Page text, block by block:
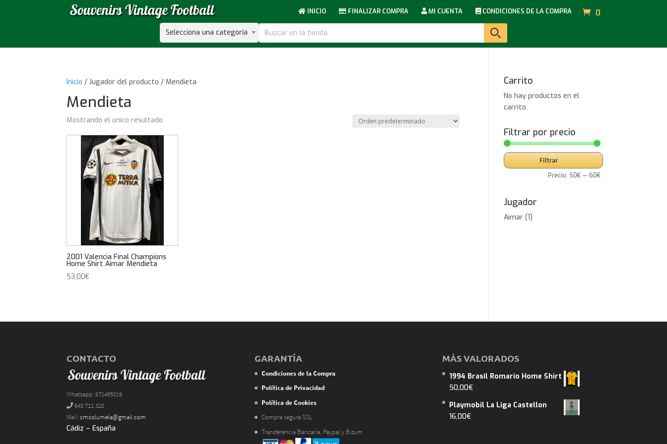
INICIO FINALIZAR COMPRA MI CUENTA CONDICIONES DE LA COMPRA 0
Selecciona una categoría
Inicio / Jugador del producto / Mendieta
Mendieta
Mostrando el único resultado
2001 Valencia Final Champions
Home Shirt Aimar Mendieta
53,00€
Carrito
No hay productos en el
carrito.
Filtrar por precio
Precio
mínimo
Precio
máximo
Filtrar
Precio: 50€— 60€
Jugador
Aimar (1)
CONTACTO
Whatsapp: 671495019
648 712 320
Mail:cmcolumela@gmail.com
Cádiz – España
GARANTÍA
Condiciones de la Compra
Política de Privacidad
Política de Cookies
Compra segura SSL
Transferencia Bancaria, Paypal y Bizum
MÁS VALORADOS
1994 Brasil Romario Home Shirt
50,00€
Playmobil La Liga Castellon
16,00€